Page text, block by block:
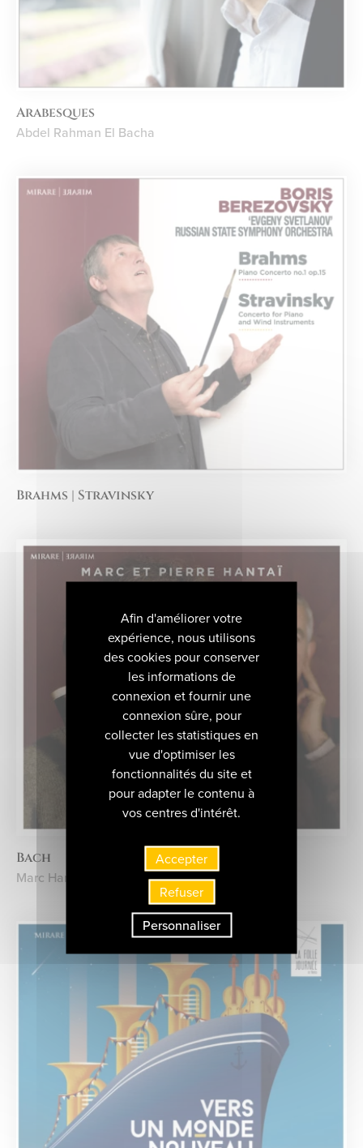
Arabesques
Abdel Rahman El Bacha
Brahms | Stravinsky
Bach
Marc Hantaï • Pierre Hantaï
Afin d'améliorer votre
expérience, nous utilisons
des cookies pour conserver
les informations de
connexion et fournir une
connexion sûre, pour
collecter les statistiques en
vue d'optimiser les
fonctionnalités du site et
pour adapter le contenu à
vos centres d'intérêt.
Accepter
Refuser
Personnaliser